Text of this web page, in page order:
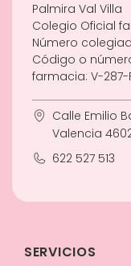
Palmira Val Villa
Colegio Oficial
Número
Código o
farmacia: V-287-
Calle Emilio
Valencia
622 527 513
SERVICIOS